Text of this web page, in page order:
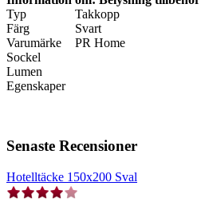
Typ
Takkopp
Färg
Svart
Varumärke
PR Home
Sockel
Lumen
Egenskaper
Senaste Recensioner
Hotelltäcke 150x200 Sval